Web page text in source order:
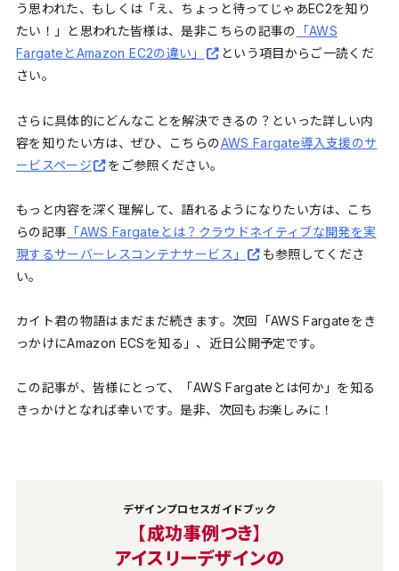
う思われた、もしくは「え、ちょっと待ってじゃあEC2を知り
たい！」と思われた皆様は、是非こちらの記事の 「AWS
FargateとAmazon EC2の違い」
という項目からご一読くだ
さい。
さらに具体的にどんなことを解決できるの？といった詳しい内
容を知りたい方は、ぜひ、こちらのAWS Fargate導入支援のサ
ービスページ
をご参照ください。
もっと内容を深く理解して、語れるようになりたい方は、こち
らの記事 「AWS Fargateとは？クラウドネイティブな開発を実
現するサーバーレスコンテナサービス」
も参照してくださ
い。
カイト君の物語はまだまだ続きます。次回「AWS Fargateをき
っかけにAmazon ECSを知る」、近日公開予定です。
この記事が、皆様にとって、「AWS Fargateとは何か」を知る
きっかけとなれば幸いです。是非、次回もお楽しみに！
デザインプロセスガイドブック
【成功事例つき】
アイスリーデザインの